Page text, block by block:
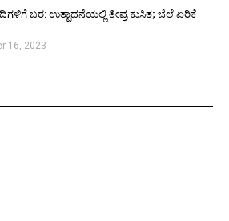
ಬರ: ಉತ್ಪಾದನೆಯಲ್ಲಿ ತೀವ್ರ ಕುಸಿತ; ಬೆಲೆ ಏರಿಕೆ
16, 2023